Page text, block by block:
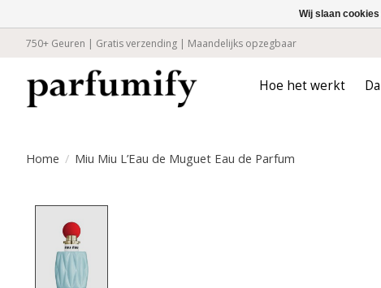
750+ Geuren | Gratis verzending | Maandelijks opzegbaar
Hoe het werkt
Home / Miu Miu L’Eau de Muguet Eau de Parfum
Wij slaan